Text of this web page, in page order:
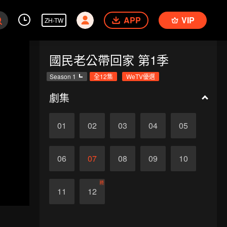
ZH-TW APP VIP
國民老公帶回家 第1季
Season 1 全12集 WeTV優選
劇集
01 02 03 04 05
06 07 08 09 10
11 12
終